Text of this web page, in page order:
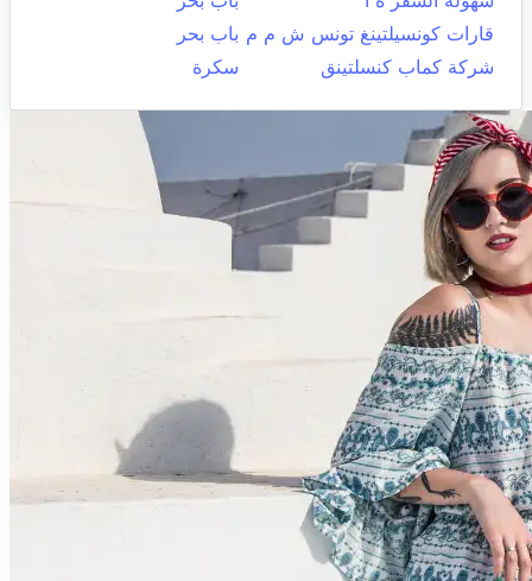
قارات كونسيلتينغ تونس ش م م باب بحر
شركة كماب كنسلتينق
سكرة